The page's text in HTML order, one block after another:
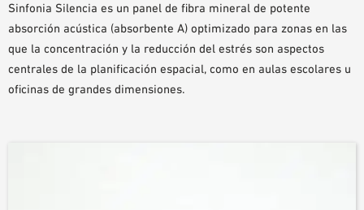
AYUDAS DE PLANIFICACIÓN
VÍDEOS
PEDIDO DE MUESTRAS
Sinfonia Silencia es un panel de fibra mineral de potente
absorción acústica (absorbente A) optimizado para zonas en las
que la concentración y la reducción del estrés son aspectos
centrales de la planificación espacial, como en aulas escolares u
oficinas de grandes dimensiones.